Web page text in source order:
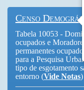
Censo
Tabela 10053 -
ocupados e
permanentes
para a Pesquisa
tipo de esgotamento
entorno (Vide Notas)